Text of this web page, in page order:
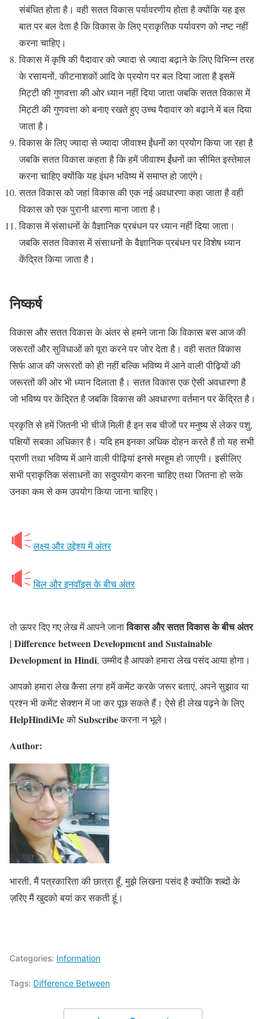
संबंधित होता है। वही सतत विकास पर्यावरणीय होता है क्योंकि यह इस
बात पर बल देता है कि विकास के लिए प्राकृतिक पर्यावरण को नष्ट नहीं
करना चाहिए।
विकास में कृषि की पैदावार को ज्यादा से ज्यादा बढ़ाने के लिए विभिन्न तरह
के रसायनों, कीटनाशकों आदि के प्रयोग पर बल दिया जाता है इसमें
मिट्टी की गुणवत्ता की ओर ध्यान नहीं दिया जाता जबकि सतत विकास में
मिट्टी की गुणवत्ता को बनाए रखते हुए उच्च पैदावार को बढ़ाने में बल दिया
जाता है।
विकास के लिए ज्यादा से ज्यादा जीवाश्म ईंधनों का प्रयोग किया जा रहा है
जबकि सतत विकास कहता है कि हमें जीवाश्म ईंधनों का सीमित इस्तेमाल
करना चाहिए क्योंकि यह इंधन भविष्य में समाप्त हो जाएंगे।
सतत विकास को जहां विकास की एक नई अवधारणा कहा जाता है वही
विकास को एक पुरानी धारणा माना जाता है।
विकास में संसाधनों के वैज्ञानिक प्रबंधन पर ध्यान नहीं दिया जाता।
जबकि सतत विकास में संसाधनों के वैज्ञानिक प्रबंधन पर विशेष ध्यान
केंद्रित किया जाता है।
निष्कर्ष
विकास और सतत विकास के अंतर से हमने जाना कि विकास बस आज की
जरूरतों और सुविधाओं को पूरा करने पर जोर देता है। वही सतत विकास
सिर्फ आज की जरूरतों को ही नहीं बल्कि भविष्य में आने वाली पीढ़ियों की
जरूरतों की ओर भी ध्यान दिलाता है। सतत विकास एक ऐसी अवधारणा है
जो भविष्य पर केंद्रित है जबकि विकास की अवधारणा वर्तमान पर केंद्रित है।
प्रकृति से हमें जितनी भी चीजें मिली है इन सब चीजों पर मनुष्य से लेकर पशु,
पक्षियों सबका अधिकार है। यदि हम इनका अधिक दोहन करते हैं तो यह सभी
प्राणी तथा भविष्य में आने वाली पीढ़ियां इनसे मरहूम हो जाएगी। इसीलिए
सभी प्राकृतिक संसाधनों का सदुपयोग करना चाहिए तथा जितना हो सके
उनका कम से कम उपयोग किया जाना चाहिए।
लक्ष्य और उद्देश्य में अंतर
बिल और इनवॉइस के बीच अंतर
तो ऊपर दिए गए लेख में आपने जानाविकास और सतत विकास के बीच अंतर
| Difference between Development and Sustainable
Development in Hindi, उम्मीद है आपको हमारा लेख पसंद आया होगा।
आपको हमारा लेख कैसा लगा हमें कमेंट करके जरूर बताएं, अपने सुझाव या
प्रश्न भी कमेंट सेक्शन में जा कर पूछ सकते हैं। ऐसे ही लेख पढ़ने के लिए
HelpHindiMeकोSubscribeकरना न भूले।
Author:
भारती, मैं पत्रकारिता की छात्रा हूँ, मुझे लिखना पसंद है क्योंकि शब्दों के
ज़रिए मैं खुदको बयां कर सकती हूं।
Categories: Information
Tags: Difference Between